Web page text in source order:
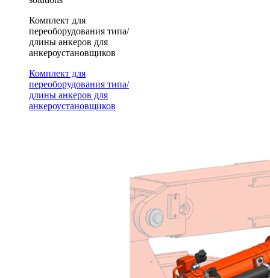
Комплект для
переоборудования типа/
длины анкеров для
анкероустановщиков
Комплект для
переоборудования типа/
длины анкеров для
анкероустановщиков